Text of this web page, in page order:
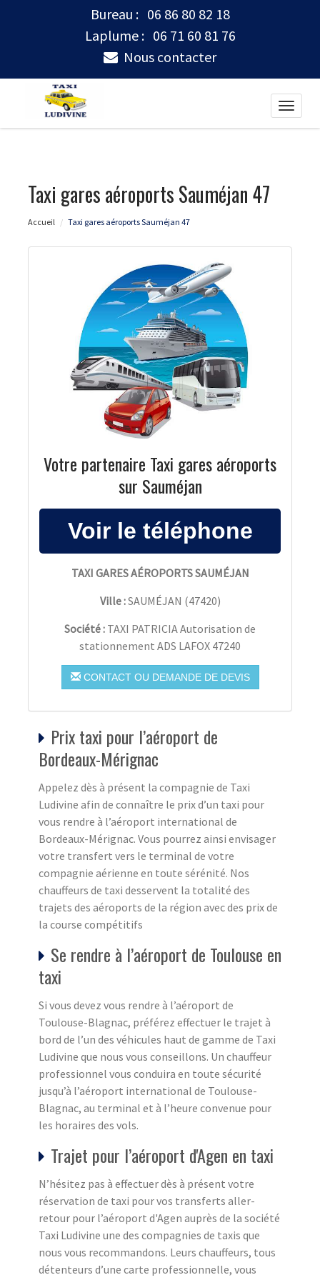
Bureau : 06 86 80 82 18
Laplume : 06 71 60 81 76
Nous contacter
Toggle
Taxi gares aéroports Sauméjan 47
Accueil Taxi gares aéroports Sauméjan 47
Votre partenaire Taxi gares aéroports
sur Sauméjan
TAXI GARES AÉROPORTS SAUMÉJAN
Ville :SAUMÉJAN (47420)
Société : TAXI PATRICIA Autorisation de
stationnement ADS LAFOX 47240
CONTACT OU DEMANDE DE DEVIS
Prix taxi pour l’aéroport de
Bordeaux-Mérignac
Appelez dès à présent la compagnie de Taxi
Ludivine afin de connaître le prix d’un taxi pour
vous rendre à l’aéroport international de
Bordeaux-Mérignac. Vous pourrez ainsi envisager
votre transfert vers le terminal de votre
compagnie aérienne en toute sérénité. Nos
chauffeurs de taxi desservent la totalité des
trajets des aéroports de la région avec des prix de
la course compétitifs
Se rendre à l’aéroport de Toulouse en
taxi
Si vous devez vous rendre à l’aéroport de
Toulouse-Blagnac, préférez effectuer le trajet à
bord de l’un des véhicules haut de gamme de Taxi
Ludivine que nous vous conseillons. Un chauffeur
professionnel vous conduira en toute sécurité
jusqu’à l’aéroport international de Toulouse-
Blagnac, au terminal et à l’heure convenue pour
les horaires des vols.
Trajet pour l’aéroport d'Agen en taxi
N’hésitez pas à effectuer dès à présent votre
réservation de taxi pour vos transferts aller-
retour pour l’aéroport d'Agen auprès de la société
Taxi Ludivine une des compagnies de taxis que
nous vous recommandons. Leurs chauffeurs, tous
détenteurs d’une carte professionnelle, vous